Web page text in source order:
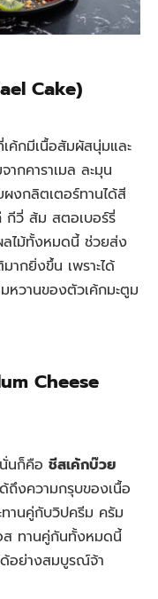
Cake)
เค้กมีเนื้อสัมผัสนุ่มและ
กคาราเมล ละมุน
งกลิตเตอร์ทานได้สี
กีวี่ ส้ม สตอเบอร์รี่
ลไม้ทั้งหมดนี้ ช่วยส่ง
ากยิ่งขึ้น เพราะได้
หวานของตัวเค้กมะตูม
Cheese
นก็คือ ชีสเค้กบ๊วย
ถึงความกรุบของเนื้อ
านคู่กับวิปครีม ครัม
ส ทานคู่กันทั้งหมดนี้
ด้อย่างสมบูรณ์จ้า